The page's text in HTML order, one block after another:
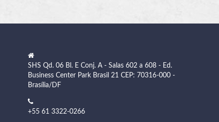
SHS Qd. 06 Bl. E Conj. A - Salas 602 a 608 - Ed.
Business Center Park Brasil 21 CEP: 70316-000 -
Brasília/DF
+55 61 3322-0266